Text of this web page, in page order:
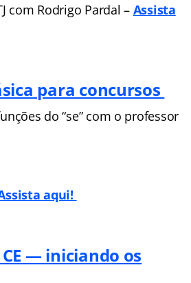
com Rodrigo Pardal – Assista
para concursos
do “se” com o professor
aqui!
— iniciando os